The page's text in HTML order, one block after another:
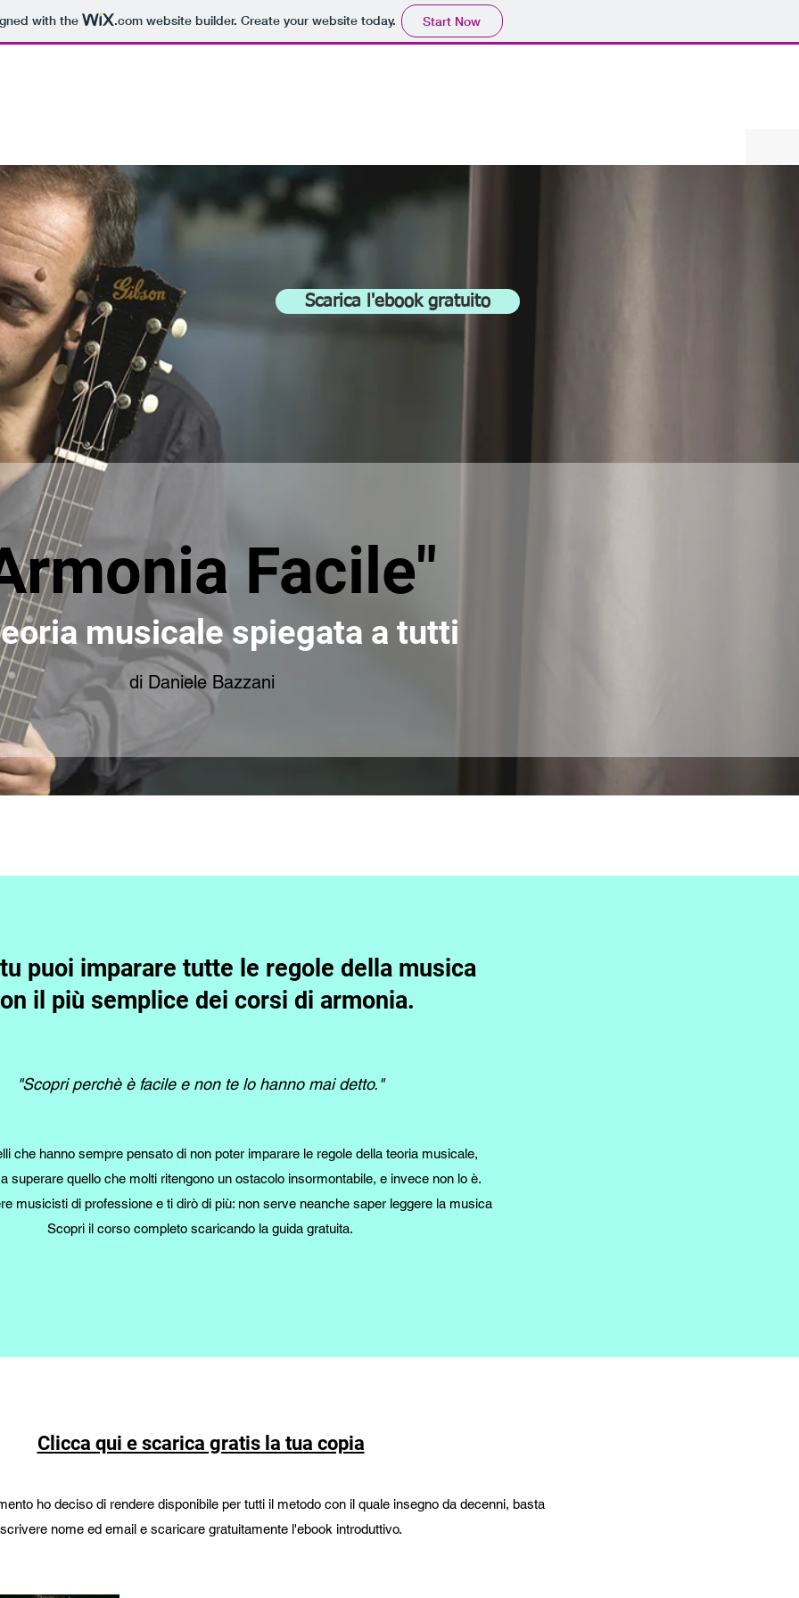
with the .comwebsite builder. Create your website today. Start Now
Scarica l'ebook gratuito
Facile"
musicale spiegata a tutti
di Daniele Bazzani
puoi imparare tutte le regole della musica
il più semplice dei corsi di armonia.
"Scopri perchè è facile e non te lo hanno mai detto."
che hanno sempre pensato di non poter imparare le regole della teoria musicale,
superare quello che molti ritengono un ostacolo insormontabile, e invece non lo è.
musicisti di professione e ti dirò di più: non serve neanche saper leggere la musica
Scopri il corso completo scaricando la guida gratuita.
Clicca qui e scarica gratis la tua copia
ho deciso di rendere disponibile per tutti il metodo con il quale insegno da decenni, basta
scrivere nome ed email e scaricare gratuitamente l'ebook introduttivo.